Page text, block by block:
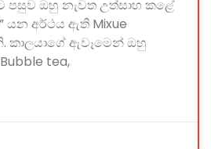
පසුව ඔහු නැවත උත්සාහ කළේ
යන අර්ථය ඇති Mixue
කාලයාගේ ඇවෑමෙන් ඔහු
tea,